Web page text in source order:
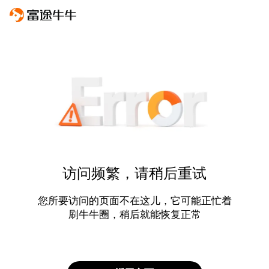
访问频繁，请稍后重试
您所要访问的页面不在这儿，它可能正忙着
刷牛牛圈，稍后就能恢复正常